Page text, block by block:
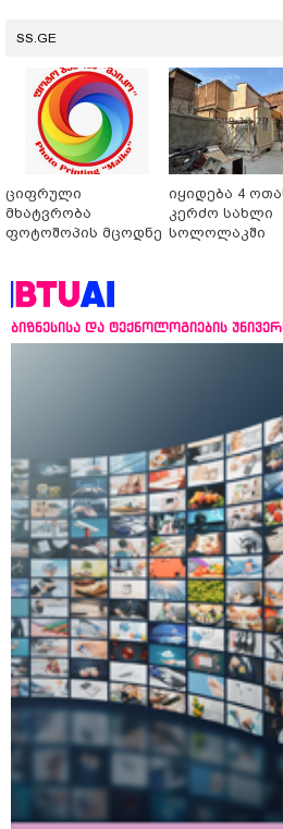
SS.GE
ციფრული
მხატვრობა
ფოტოშოპის მცოდნე
იყიდება 4
კერძო სახლი
სოლოლაკში
ბიზნესისა და ტექნოლოგიების